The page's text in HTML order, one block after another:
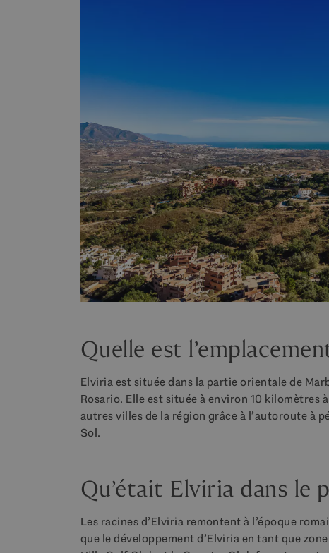
Quelle est
Elviria est située dans la partie orientale de
Rosario. Elle est située à environ 10 kilomètres
autres villes de la région grâce à l’autoroute à
Sol.
Qu’était Elviria dans le
Les racines d’Elviria remontent à l’époque
que le développement d’Elviria en tant que